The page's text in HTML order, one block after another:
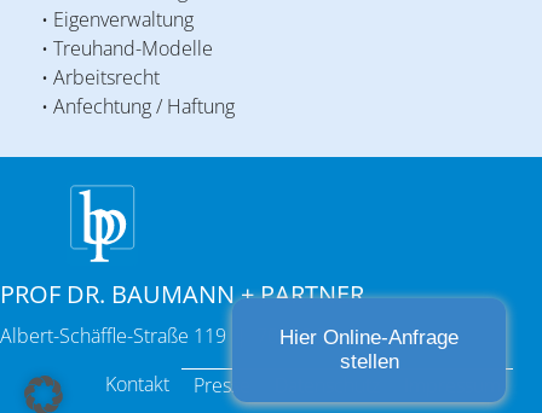
• Eigenverwaltung
• Treuhand-Modelle
• Arbeitsrecht
• Anfechtung / Haftung
PROF DR. BAUMANN + PARTNER
Albert-Schäffle-Straße 119 | 70186 Stuttgart
Kontakt
Presse
Hier Online-Anfrage
stellen